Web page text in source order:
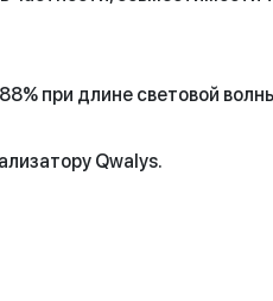
при длине световой
Qwalys.